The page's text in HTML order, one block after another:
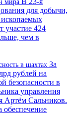
мира
для добычи,
участие 424
чем в
в шахтах За
рублей на
безопасности в
управления
Артём Сальников.
обеспечение